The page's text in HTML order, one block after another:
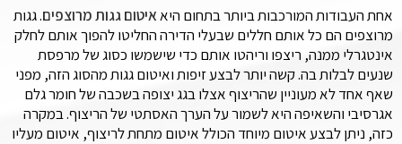
אחת העבודות המורכבות ביותר בתחום היאאיטום גגות מרוצפים. גגות
מרוצפים הם כל אותם חללים שבעלי הדירה החליטו להפוך אותם לחלק
אינטגרלי ממנה, ריצפו וריהטו אותם כדי שישמשו כסוג של מרפסת
שנעים לבלות בה. קשה יותר לבצע זיפות ואיטום גגות מהסוג הזה, מפני
שאף אחד לא מעוניין שהריצוף אצלו בגג יצופה בשכבה של חומר גלם
אגרסיבי והשאיפה היא לשמור על הערך האסתטי של הריצוף. במקרה
כזה, ניתן לבצע איטום מיוחד הכולל איטום מתחת לריצוף, איטום מעליו